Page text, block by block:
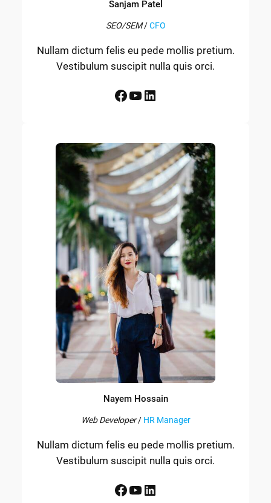
Sanjam Patel
SEO/SEM/CFO
Nullam dictum felis eu pede mollis pretium.
Vestibulum suscipit nulla quis orci.
Facebook YouTube LinkedIn
Nayem Hossain
Web Developer/ HR Manager
Nullam dictum felis eu pede mollis pretium.
Vestibulum suscipit nulla quis orci.
Facebook YouTube LinkedIn